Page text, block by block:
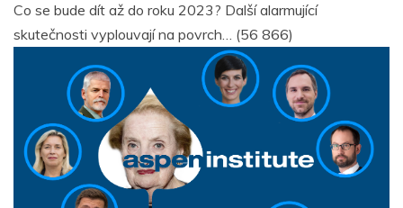
Co se bude dít až do roku 2023? Další alarmující
skutečnosti vyplouvají na povrch… (56 866)